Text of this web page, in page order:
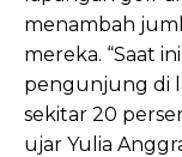
menambah
mereka. “Saat
pengunjung di
sekitar 20
ujar Yulia